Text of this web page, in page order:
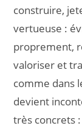
construire,
vertueuse :
proprement,
valoriser et
comme dans
devient
très concrets